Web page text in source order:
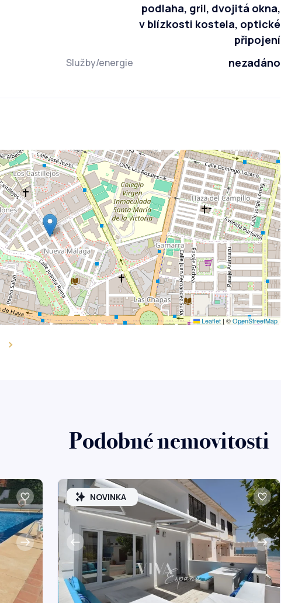
podlaha, gril, dvojitá okna,
v blízkosti kostela, optické
připojení
Služby/energie nezadáno
Leaflet | ©OpenStreetMap
Podobné nemovitosti
NOVINKA